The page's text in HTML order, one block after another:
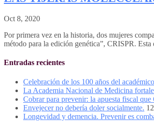
Oct 8, 2020
Por primera vez en la historia, dos mujeres
método para la edición genética”, CRISPR. Esta
Entradas recientes
Celebración de los 100 años del
La Academia Nacional de Medicina
Cobrar para prevenir: la apuesta fiscal que
Envejecer no debería doler socialmente.
Longevidad y demencia. Prevenir es